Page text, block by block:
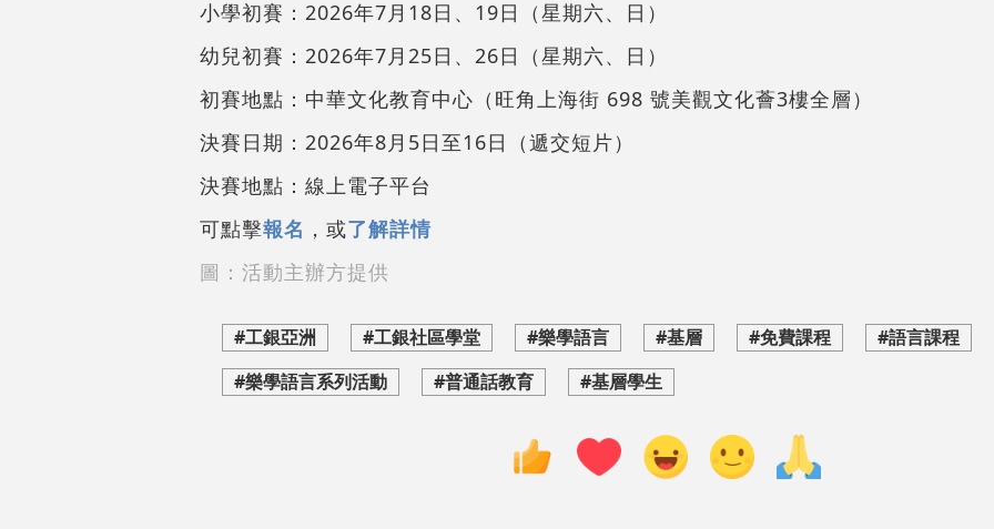
小學初賽：2026年7月18日、19日（星期六、日）
幼兒初賽：2026年7月25日、26日（星期六、日）
初賽地點：中華文化教育中心（旺角上海街 698 號美觀文化薈3樓全層）
決賽日期：2026年8月5日至16日（遞交短片）
決賽地點：線上電子平台
可點擊報名 ，或了解詳情
圖：活動主辦方提供
#工銀亞洲 #工銀社區學堂 #樂學語言 #基層 #免費課程
#語言課程
#樂學語言系列活動
#普通話教育 #基層學生